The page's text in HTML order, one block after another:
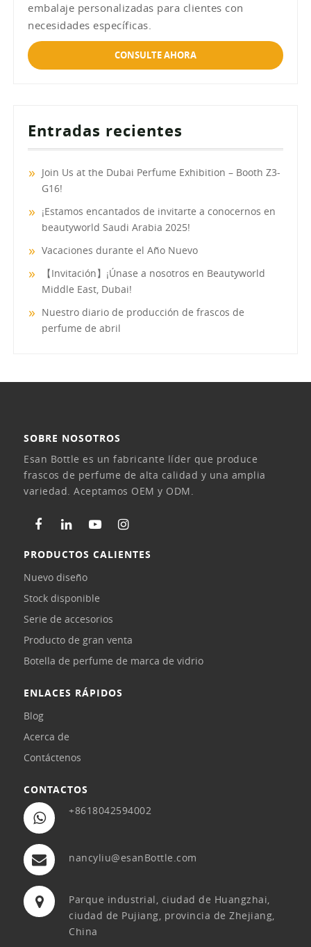
embalaje personalizadas para clientes con
necesidades específicas.
CONSULTE AHORA
Entradas recientes
Join Us at the Dubai Perfume Exhibition – Booth Z3-
G16!
¡Estamos encantados de invitarte a conocernos en
beautyworld Saudi Arabia 2025!
Vacaciones durante el Año Nuevo
【Invitación】¡Únase a nosotros en Beautyworld
Middle East, Dubai!
Nuestro diario de producción de frascos de
perfume de abril
SOBRE NOSOTROS
Esan Bottle es un fabricante líder que produce
frascos de perfume de alta calidad y una amplia
variedad. Aceptamos OEM y ODM.
PRODUCTOS CALIENTES
Nuevo diseño
Stock disponible
Serie de accesorios
Producto de gran venta
Botella de perfume de marca de vidrio
ENLACES RÁPIDOS
Blog
Acerca de
Contáctenos
CONTACTOS
+8618042594002
nancyliu@esanBottle.com
Parque industrial, ciudad de Huangzhai,
ciudad de Pujiang, provincia de Zhejiang,
China